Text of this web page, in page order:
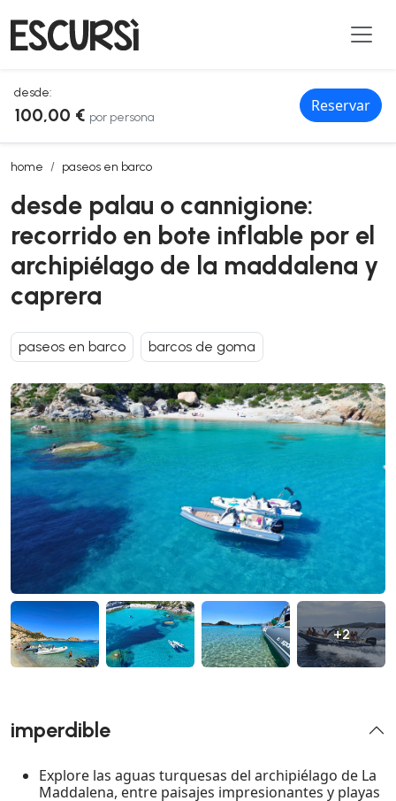
desde:
100,00 € por persona
Reservar
home paseos en barco
desde palau o cannigione: recorrido en bote inflable por el
desde palau o cannigione:
recorrido en bote inflable por el
archipiélago de la maddalena y
caprera
paseos en barco barcos de goma
+2
imperdible
Explore las aguas turquesas del archipiélago de La
Maddalena, entre paisajes impresionantes y playas